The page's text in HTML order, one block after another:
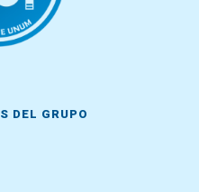
DEL GRUPO